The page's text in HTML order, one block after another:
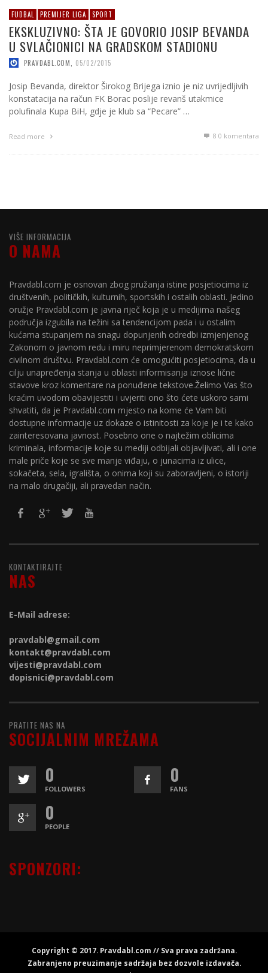
FUDBAL PREMIJER LIGA SPORT
EKSKLUZIVNO: ŠTA JE GOVORIO JOSIP BEVANDA
U SVLAČIONICI NA GRADSKOM STADIONU
PRAVDABL.COM 05/02/2015
Josip Bevanda, direktor Širokog Brijega iznio je niz uvrijedljivih
konstatacija na račun FK Borac poslije revanš utakmice
polufinala Kupa BiH, gdje je klub sa “Pecare” …
Read more 8 0 komentara
VIŠE INFORMACIJA
O NAMA
Pravdabl.com je osnovan zbog pružanja istine posjetiocima iz
društvenih, političkih, kulturnih, sportskih i ostalih oblasti. Jedino
oružje Pravdabl.com je javna riječ koja je u medijima našeg
područja izgubila na težini sa tendencijom pada i u ostalim
kućama stupanjem na snagu dopunjenih odredbi izmjenjenog
Zakonom o javnom redu i miru neprimjerenom demokratskom
civilnom društvu. Pravdabl.com će omogućiti posjetiocima, da u
cilju unapređenja stanja u oblasti informisanja iznose lične
stavove kroz komentare na ponuđene tekstove.Želimo Vas što
kraćim uvodom obavijestiti i uvjeriti ono što ćete uskoro sami
shvatiti, da je Pravdabl.com mjesto na kome će Vam biti
dostupne informacije uz dokaze o istinitosti za koje je i te kako
zainteresovana javnost. Posebno one o najtežim oblicima
kriminala, informacije koje su mediji odbijali objavljivati, ali i one
male priče koje se sve manje viđaju, o junacima iz ulice,
sokačeta, sela, igrališta, o onima koji su zaboravljeni, o istoriji
na malo drugačiji, ali pravedan način.
KONTAKTIRAJTE
NAS
E-Mail adrese:
pravdabl@gmail.com
kontakt@pravdabl.com
vijesti@pravdabl.com
dopisnici@pravdabl.com
PRATITE NAS NA
SOCIJALNIM MREŽAMA
0
FOLLOWERS
0
FANS
0
PEOPLE
SPONZORI:
Copyright © 2017. Pravdabl.com // Sva prava zadržana.
Zabranjeno preuzimanje sadržaja bez dozvole izdavača.